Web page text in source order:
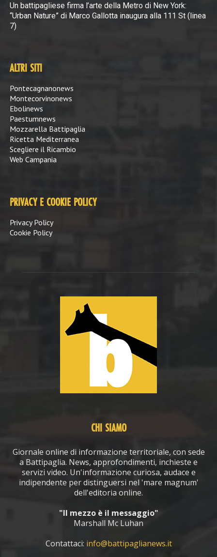
Un battipagliese firma l’arte della Metro di New York:
“Urban Nature” di Marco Gallotta inaugura alla 111 St (linea
7)
ALTRI SITI
Pontecagnanonews
Montecorvinonews
Ebolinews
Paestumnews
Mozzarella Battipaglia
Ricetta Mediterranea
Scegliere il Ricambio
Web Campania
PRIVACY E COOKIE POLICY
Privacy Policy
Cookie Policy
CHI SIAMO
Giornale online di informazione territoriale, con sede
a Battipaglia. News, approfondimenti, inchieste e
servizi video. Un'informazione curiosa, audace e
indipendente per distinguersi nel 'mare magnum'
dell'editoria online.
"Il mezzo è il messaggio"
Marshall Mc Luhan
Contattaci: info@battipaglianews.it